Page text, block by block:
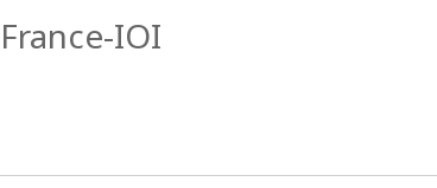
France-IOI